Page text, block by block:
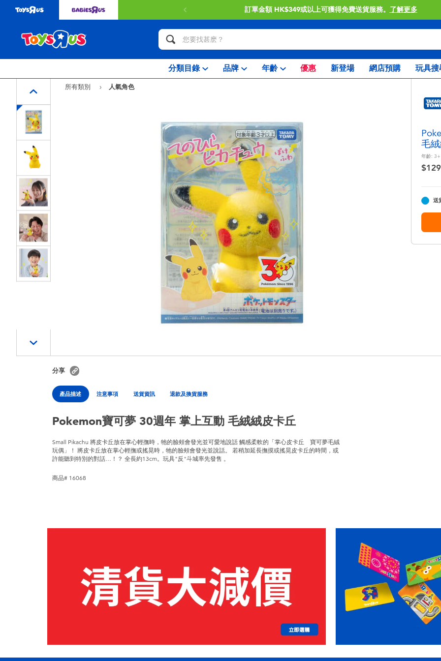
訂單金額 HK$349或以上可獲得免費送貨服務。 了解更多
分類目錄 品牌 年齡 優惠 新登場 網店預購 玩具搜
所有類別
人氣角色
毛
年齡: 3+
送
分享
產品描述 注意事項 送貨資訊 退款及換貨服務
Pokemon寶可夢 30週年 掌上互動 毛絨絨皮卡丘
Small Pikachu 將皮卡丘放在掌心輕撫時，牠的臉頰會發光並可愛地說話 觸感柔軟的「掌心皮卡丘 寶可夢毛絨
玩偶」！ 將皮卡丘放在掌心輕撫或搖晃時，牠的臉頰會發光並說話。 若稍加延長撫摸或搖晃皮卡丘的時間，或
許能聽到特別的對話…！？ 全長約13cm。玩具"反"斗城率先發售 。
商品# 16068